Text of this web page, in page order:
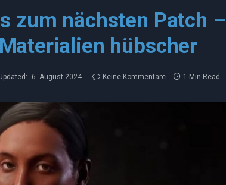
zum nächsten Patch –
hübscher
6. August 2024 Keine Kommentare 1 Min Read